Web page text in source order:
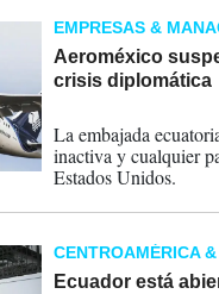
EMPRESAS &
Aeroméxico
crisis diplomática
La embajada
inactiva y cualquier
Estados Unidos.
CENTROAMÉRICA
Ecuador está